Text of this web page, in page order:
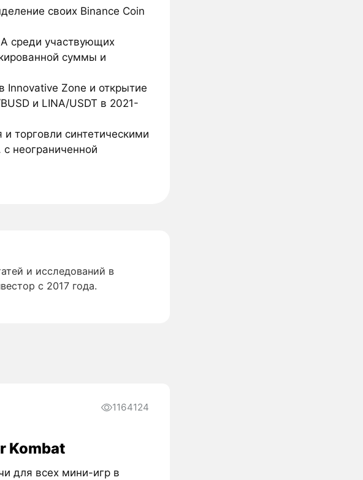
своих Binance Coin
среди участвующих
суммы и
Innovative Zone и открытие
и LINA/USDT в 2021-
торговли синтетическими
неограниченной
и исследований в
с 2017 года.
1164124
Kombat
для всех мини-игр в